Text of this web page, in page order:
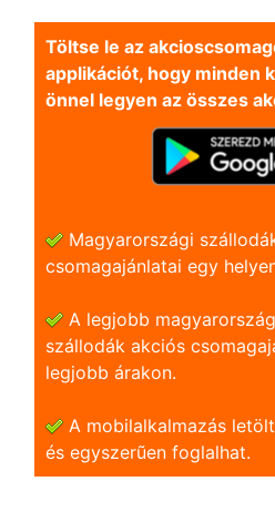
Töltse le az
applikációt, hogy minden
önnel legyen az összes
Magyarországi
csomagajánlatai egy
A legjobb
szállodák akciós
legjobb árakon.
A mobilalkalmazás
és egyszerũen foglalhat.